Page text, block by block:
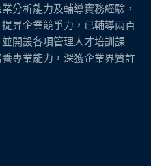
分析能力及輔導實務經驗，
昇企業競爭力，已輔導兩百
開設各項管理人才培訓課
專業能力，深獲企業界贊許